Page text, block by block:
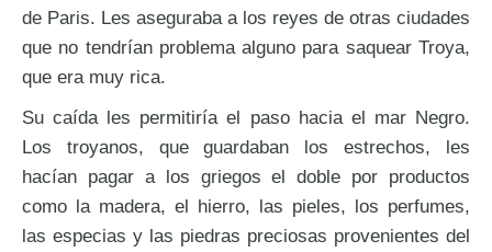
de Paris. Les aseguraba a los reyes de otras ciudades
que no tendrían problema alguno para saquear Troya,
que era muy rica.
Su caída les permitiría el paso hacia el mar Negro.
Los troyanos, que guardaban los estrechos, les
hacían pagar a los griegos el doble por productos
como la madera, el hierro, las pieles, los perfumes,
las especias y las piedras preciosas provenientes del